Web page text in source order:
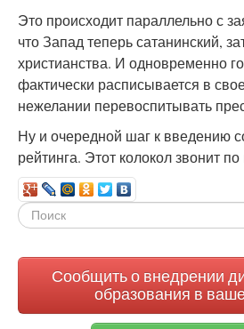
Это происходит параллельно с
что Запад теперь сатанинский,
христианства. И одновременно
фактически расписывается в
нежелании перевоспитывать
Ну и очередной шаг к введению
рейтинга. Этот колокол звонит
Форма
Сообщить о внедрении
образования в